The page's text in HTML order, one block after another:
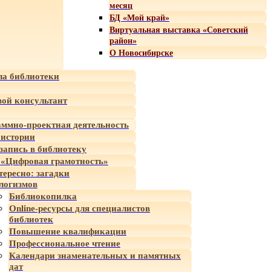
месяц
БД «Мой край»
Виртуальная выставка «Советский
район»
О Новосибирске
библиотеки
консультант
проектная деятельность
в библиотеку
грамотность»
загадки
Библиокопилка
Online-ресурсы для специалистов
библиотек
Повышение квалификации
Профессиональное чтение
Календари знаменательных и памятных
дат